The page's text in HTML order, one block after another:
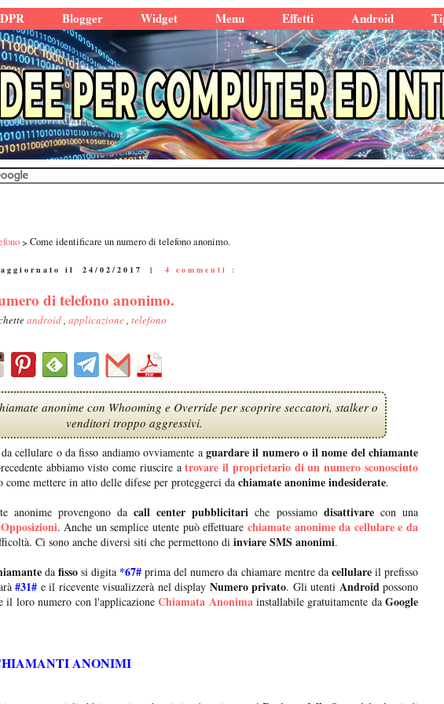
Blogger Widget Menu Effetti Android
Come identificare un numero di telefono anonimo.
il 24/02/2017 | 4 commenti :
di telefono anonimo.
android, applicazione, telefono
anonime con Whooming e Override per scoprire seccatori, stalker o
venditori troppo aggressivi.
cellulare o da fisso andiamo ovviamente aguardare il numero o il nome del chiamante
abbiamo visto come riuscire atrovare il proprietario di un numero sconosciuto
mettere in atto delle difese per proteggerci da chiamate anonime indesiderate.
anonime provengono dacall center pubblicitari che possiamo disattivarecon una
. Anche un semplice utente può effettuare chiamate anonime da cellulare e da
Ci sono anche diversi siti che permettono di inviare SMS anonimi.
dafissosi digita *67# prima del numero da chiamare mentre da cellulareil prefisso
#31# e il ricevente visualizzerà nel display Numero privato. Gli utenti Androidpossono
il loro numero con l'applicazioneChiamata Anonimainstallabile gratuitamente daGoogle
ANONIMI